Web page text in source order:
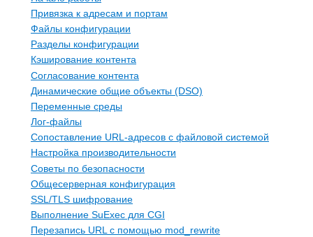
Привязка к адресам и портам
Файлы конфигурации
Разделы конфигурации
Кэширование контента
Согласование контента
Динамические общие объекты (DSO)
Переменные среды
Лог-файлы
Сопоставление URL-адресов с файловой системой
Настройка производительности
Советы по безопасности
Общесерверная конфигурация
SSL/TLS шифрование
Выполнение SuExec для CGI
Перезапись URL с помощью mod_rewrite